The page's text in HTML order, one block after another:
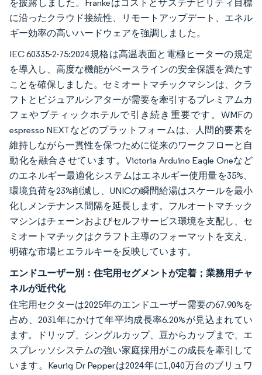
を披露しました。Frankeはコストとサステナビリティ目標
に沿ったクラウド接続性、リモートアップデート、エネル
ギー効率の高いハードウェアを強調しました。
IEC 60335-2-75:2024規格は高温表面と電極ヒーターの規定
を導入し、高度な機能がベースラインの安全保護を満たす
ことを確保しました。セミオートマチックマシンは、クラ
フトとビジュアルシアターが需要を牽引するプレミアムカ
フェやブティックホテルで引き続き重要です。WMFの
espresso NEXTなどのプラットフォームは、人間的要素を
維持しながら一貫性を保つために従来のワークフローと自
動化を融合させています。Victoria Arduino Eagle Oneなど
のエネルギー最適化システムはエネルギー使用量を35%、
環境負荷を23%削減し、UNICの瞬間給湯はスケールを最小
化しメンテナンス間隔を延長します。フルオートマチック
マシンはチェーンおよびセルフサービス環境を支配し、セ
ミオートマチックはクラフト主導のフォーマットを支え、
明確な市場ヒエラルキーを反映しています。
エンドユーザー別：住宅用セグメントが定着；業務用チャ
ネルが近代化
住宅用セクターは2025年のエンドユーザー需要の67.90%を
占め、2031年にかけて年平均成長率6.20%が見込まれてい
ます。ドリップ、シングルカップ、豆からカップまで、エ
スプレッソシステムの強い家庭採用がこの成長を牽引して
います。Keurig Dr Pepperは2024年に1,040万台のブリュワ